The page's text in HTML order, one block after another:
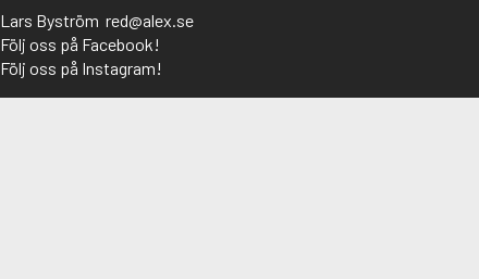
Lars Byström red@alex.se
Följ oss på Facebook!
Följ oss på Instagram!